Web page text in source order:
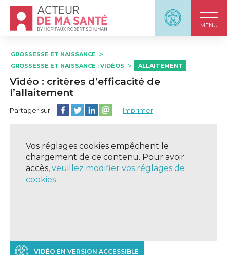
Panneau
MENU
Accueil - Acteur de ma santé, by HôpitauxRobert
GROSSESSE ET NAISSANCE
GROSSESSE ET NAISSANCE : VIDÉOS
ALLAITEMENT
Vidéo : critères d’efficacité de
l’allaitement
Partager sur Partager cette page sur Facebook
Partager cette page sur Twitter
Partager cette page sur LinkedIn
Partager cette page sur email
Imprimer
Vos réglages cookies empêchent le
chargement de ce contenu. Pour avoir
accès, veuillez modifier vos réglages de
cookies
VIDÉO EN VERSION ACCESSIBLE